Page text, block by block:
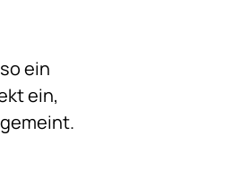
ein
ein,